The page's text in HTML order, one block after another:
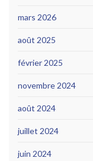
mars 2026
août 2025
février 2025
novembre 2024
août 2024
juillet 2024
juin 2024